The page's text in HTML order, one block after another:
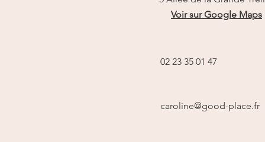
Voir sur Google Maps
02 23 35 01 47
caroline@good-place.fr